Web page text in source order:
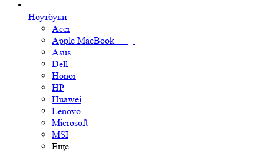
Ноутбуки
Acer
Apple MacBook
Asus
Dell
Honor
HP
Huawei
Lenovo
Microsoft
MSI
Еще